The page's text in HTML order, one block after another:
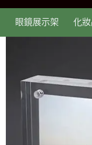
眼鏡展示架 化